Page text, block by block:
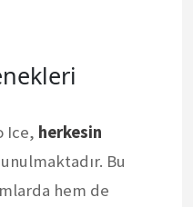
Ice, herkesin
Bu
hem de